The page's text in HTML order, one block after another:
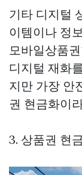
기타 디지털
이템이나 정
모바일상품
디지털 재화
지만 가장 안
권 현금화이
3. 상품권 현